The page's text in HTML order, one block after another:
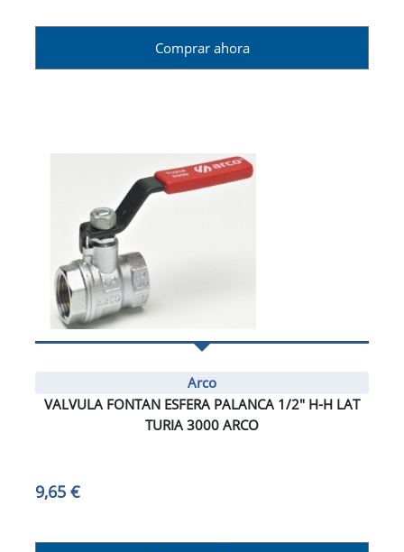
Comprar ahora
Arco
VALVULA FONTAN ESFERA PALANCA 1/2" H-H LAT
TURIA 3000 ARCO
9,65 €